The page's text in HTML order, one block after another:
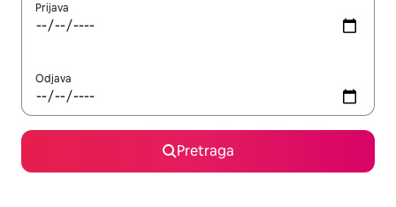
Prijava
Odjava
Pretraga